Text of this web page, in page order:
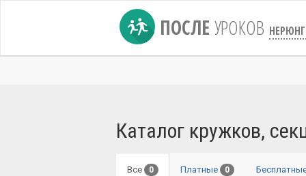
ПОСЛЕ УРОКОВ
Каталог кружков,
Все 0 Платные 0